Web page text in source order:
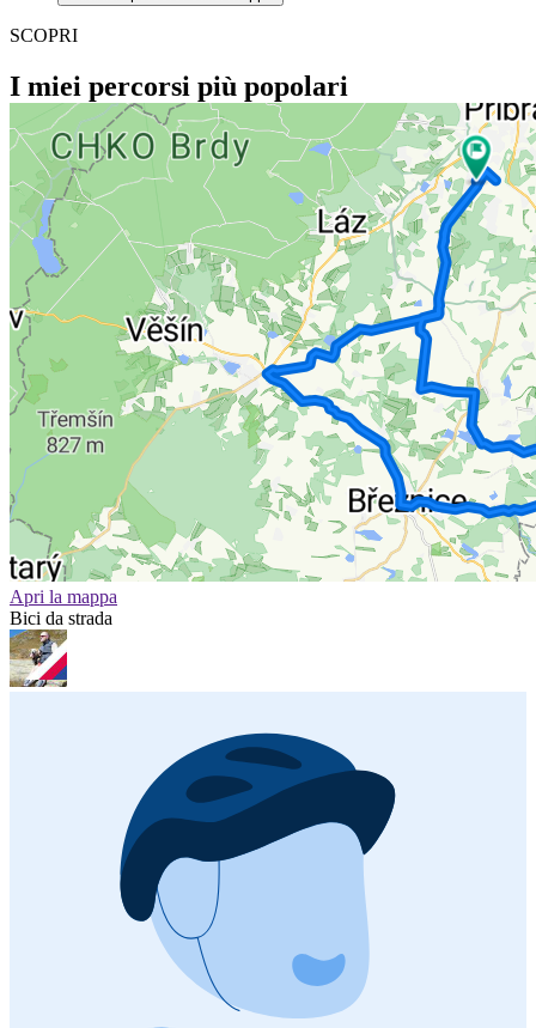
SCOPRI
I miei percorsi più popolari
Apri la mappa
Bici da strada